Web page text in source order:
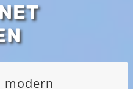
modern